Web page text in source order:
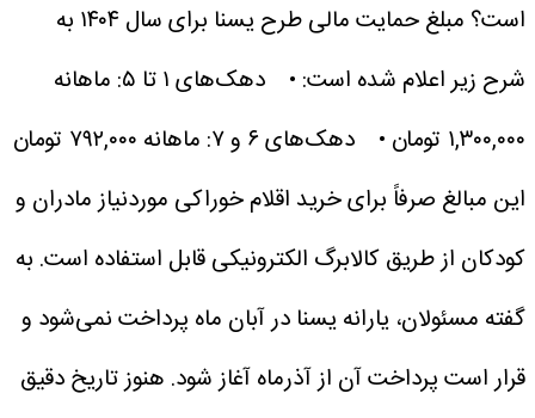
است؟
مبلغ حمایت مالی طرح یسنا برای سال ۱۴۰۴ به
شرح زیر اعلام شده است:
• دهک‌های ۱ تا ۵: ماهانه
۱,۳۰۰,۰۰۰ تومان
• دهک‌های ۶ و ۷: ماهانه ۷۹۲,۰۰۰ تومان
این مبالغ صرفاً برای خرید اقلام خوراکی موردنیاز مادران و
کودکان از طریق کالابرگ الکترونیکی قابل استفاده است. به
گفته مسئولان، یارانه یسنا در آبان ماه پرداخت نمی‌شود و
قرار است پرداخت آن از آذرماه آغاز شود. هنوز تاریخ دقیق